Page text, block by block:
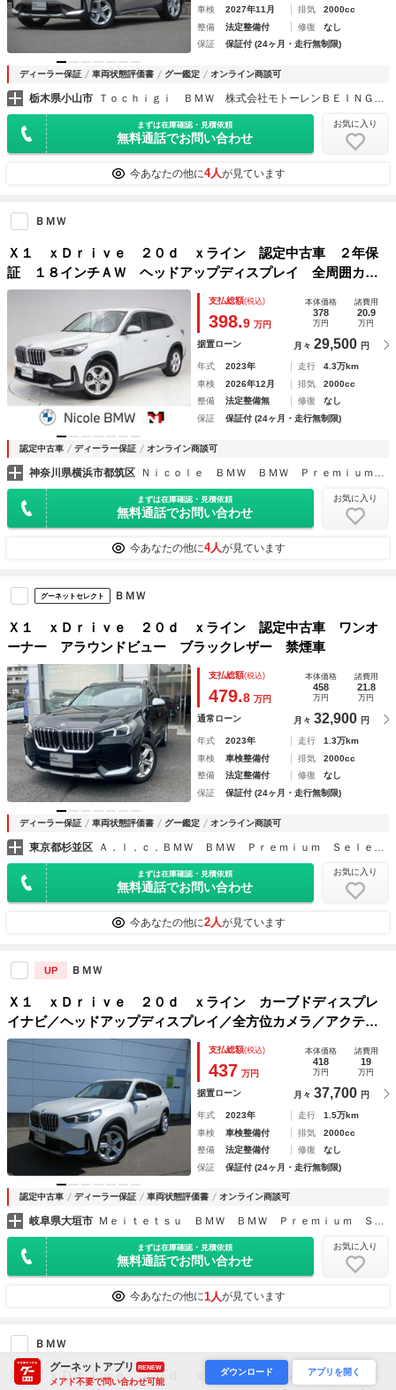
車検
2027年11月 排気
2000cc
整備
法定整備付 修復
なし
保証
保証付 (24ヶ月・走行無制限)
ディーラー保証 車両状態評価書 グー鑑定 オンライン商談可
栃木県小山市 Ｔｏｃｈｉｇｉ ＢＭＷ 株式会社モトーレンＢＥＩＮＧ ＢＭＷ Ｐｒｅｍｉｕｍ Ｓｅｌｅｃｔｉｏｎ小山
まずは在庫確認・見積依頼
無料通話でお問い合わせ
お気に入り
今あなたの他に4人が見ています
ＢＭＷ
Ｘ１ ｘＤｒｉｖｅ ２０ｄ ｘライン 認定中古車 ２年保
証 １８インチＡＷ ヘッドアップディスプレイ 全周囲カメ
ラ 前後センサー アダプティブＬＥＤ 衝突軽減 車線逸
脱 電動リヤゲート フロントシートヒーター ＵＳＢ コン
フォートアクセス
支払総額(税込)
398.9 万円
本体価格
378
万円
諸費用
20.9
万円
据置ローン 月々 29,500 円
年式 2023年 走行
4.3万km
車検
2026年12月 排気
2000cc
整備
法定整備無 修復
なし
保証
保証付 (24ヶ月・走行無制限)
認定中古車 ディーラー保証 オンライン商談可
神奈川県横浜市都筑区
まずは在庫確認・見積依頼
無料通話でお問い合わせ
お気に入り
今あなたの他に4人が見ています
グーネットセレクト ＢＭＷ
Ｘ１ ｘＤｒｉｖｅ ２０ｄ ｘライン 認定中古車 ワンオ
ーナー アラウンドビュー ブラックレザー 禁煙車
支払総額(税込)
479.8 万円
本体価格
458
万円
諸費用
21.8
万円
通常ローン 月々 32,900 円
年式 2023年 走行
1.3万km
車検
車検整備付 排気
2000cc
整備
法定整備付 修復
なし
保証
保証付 (24ヶ月・走行無制限)
ディーラー保証 車両状態評価書 グー鑑定 オンライン商談可
東京都杉並区
まずは在庫確認・見積依頼
無料通話でお問い合わせ
お気に入り
今あなたの他に2人が見ています
UP ＢＭＷ
Ｘ１ ｘＤｒｉｖｅ ２０ｄ ｘライン カーブドディスプレ
イナビ／ヘッドアップディスプレイ／全方位カメラ／アクティ
ブクルーズコントロール／ＬＥＤヘッドライト／１８インチホ
イール／サンプロテクションガラス／電動テールゲート／ワン
オーナー／禁煙
支払総額(税込)
437 万円
本体価格
418
万円
諸費用
19
万円
据置ローン 月々 37,700 円
年式 2023年 走行
1.5万km
車検
車検整備付 排気
2000cc
整備
法定整備付 修復
なし
保証
保証付 (24ヶ月・走行無制限)
認定中古車 ディーラー保証 車両状態評価書 オンライン商談可
岐阜県大垣市 Ｍｅｉｔｅｔｓｕ ＢＭＷ ＢＭＷ Ｐｒｅｍｉｕｍ Ｓｅｌｅｃｔｉｏｎ大垣
まずは在庫確認・見積依頼
無料通話でお問い合わせ
お気に入り
今あなたの他に1人が見ています
ＢＭＷ
Ｘ１ ｘＤｒｉｖｅ ２０ｄ ｘライン ナビ／３６０カメ
グーネットアプリ RENEW
メアド不要で問い合わせ可能
ダウンロード アプリを開く